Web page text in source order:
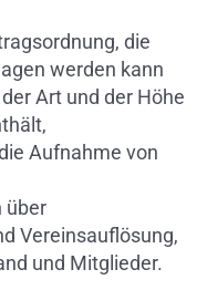
die
werden kann
Art und der Höhe
Aufnahme von
über
Vereinsauflösung,
und Mitglieder.